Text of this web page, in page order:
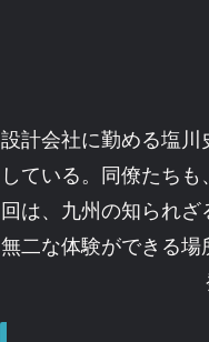
設計会社に勤める塩
している。同僚たち
回は、九州の知られ
無二な体験ができる